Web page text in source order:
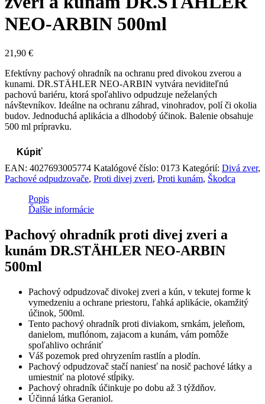
NEO-ARBIN 500ml
21,90 €
Efektívny pachový ohradník na ochranu pred divokou zverou a
kunami. DR.STÄHLER NEO-ARBIN vytvára neviditeľnú
pachovú bariéru, ktorá spoľahlivo odpudzuje neželaných
návštevníkov. Ideálne na ochranu záhrad, vinohradov, polí či okolia
budov. Jednoduchá aplikácia a dlhodobý účinok. Balenie obsahuje
500 ml prípravku.
Kúpiť
EAN: 4027693005774 Katalógové číslo: 0173 Kategórií: Divá zver,
Pachové odpudzovače, Proti divej zveri, Proti kunám, Škodca
Popis
Ďalšie informácie
Pachový ohradník proti divej zveri a
kunám DR.STÄHLER NEO-ARBIN
500ml
Pachový odpudzovač divokej zveri a kún, v tekutej forme k
vymedzeniu a ochrane priestoru, ľahká aplikácie, okamžitý
účinok, 500ml.
Tento pachový ohradník proti diviakom, srnkám, jeleňom,
danielom, muflónom, zajacom a kunám, vám pomôže
spoľahlivo ochrániť
Váš pozemok pred ohryzením rastlín a plodín.
Pachový odpudzovač stačí naniesť na nosič pachové látky a
umiestniť na plotové stĺpiky.
Pachový ohradník účinkuje po dobu až 3 týždňov.
Účinná látka Geraniol.